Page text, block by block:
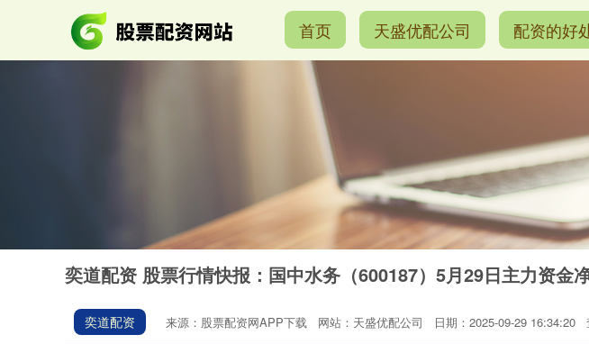
首页 天盛优配公司 配资的好
奕道配资 股票行情快报：国中水务（600187）5月29日主力资金
奕道配资 来源：股票配资网APP下载 网站：天盛优配公司 日期：2025-09-29 16:34:20